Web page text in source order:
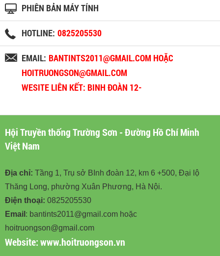
PHIÊN BẢN MÁY TÍNH
HOTLINE: 0825205530
EMAIL: BANTINTS2011@GMAIL.COM HOẶC
HOITRUONGSON@GMAIL.COM
WESITE LIÊN KẾT: BINH ĐOÀN 12-
Hội Truyền thống Trường Sơn - Đường Hồ Chí Minh
Việt Nam
Địa chỉ: Tầng 1, Trụ sở BInh đoàn 12, km 6 +500, Đại lộ
Thăng Long, phường Xuân Phương, Hà Nội.
Điện thoại: 0825205530
Email : bantints2011@gmail.com hoặc
hoitruongson@gmail.com
Website:www.hoitruongson.vn